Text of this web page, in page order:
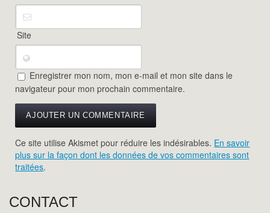
Site
Enregistrer mon nom, mon e-mail et mon site dans le
navigateur pour mon prochain commentaire.
Ce site utilise Akismet pour réduire les indésirables. En savoir
plus sur la façon dont les données de vos commentaires sont
traitées.
CONTACT